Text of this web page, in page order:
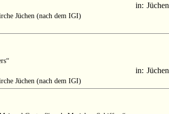
in: Jüchen
Jüchen (nach dem IGI)
in: Jüchen
Jüchen (nach dem IGI)